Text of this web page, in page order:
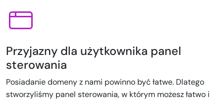
Przyjazny dla użytkownika panel
sterowania
Posiadanie domeny z nami powinno być łatwe. Dlatego
stworzyliśmy panel sterowania, w którym możesz łatwo i